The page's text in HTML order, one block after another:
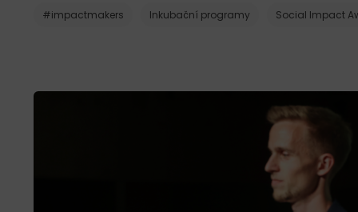
#impactmakers Inkubační programy Social Impact